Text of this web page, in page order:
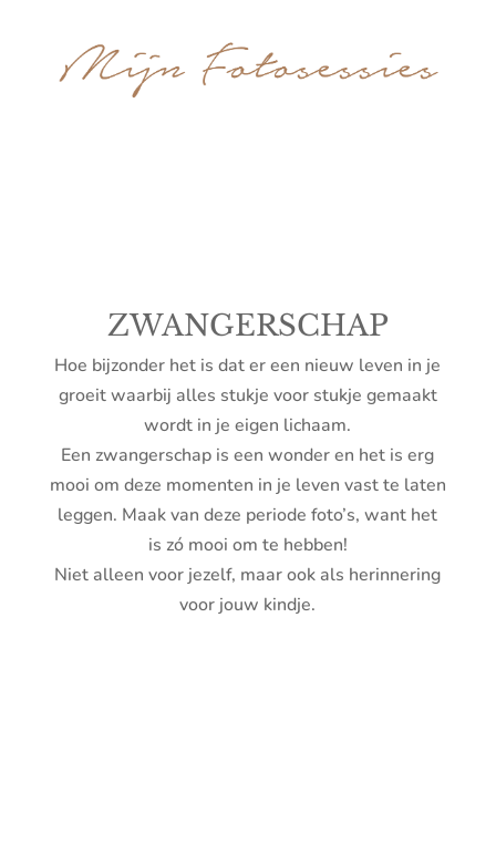
ZWANGERSCHAP
Hoe bijzonder het is dat er een nieuw leven in je
groeit waarbij alles stukje voor stukje gemaakt
wordt in je eigen lichaam.
Een zwangerschap is een wonder en het is erg
mooi om deze momenten in je leven vast te laten
leggen. Maak van deze periode foto’s, want het
is zó mooi om te hebben!
Niet alleen voor jezelf, maar ook als herinnering
voor jouw kindje.